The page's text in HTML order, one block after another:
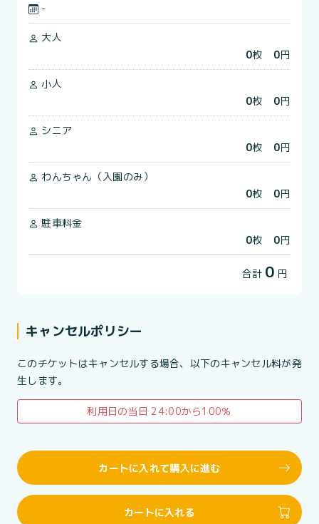
-
大人
0枚 0円
小人
0枚 0円
シニア
0枚 0円
わんちゃん（入園のみ）
0枚 0円
駐車料金
0枚 0円
合計 0 円
キャンセルポリシー
このチケットはキャンセルする場合、以下のキャンセル料が発
生します。
利用日の当日 24:00から100％
カートに入れて購入に進む
カートに入れる